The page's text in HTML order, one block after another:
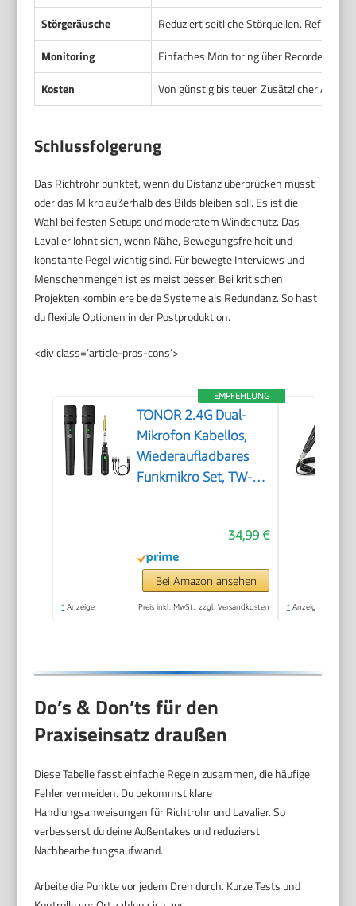
Störgeräusche
Reduziert seitliche Störquellen.
Monitoring
Einfaches Monitoring über Recorder
Kosten
Von günstig bis teuer. Zusätzlicher
Schlussfolgerung
Das Richtrohr punktet, wenn du Distanz überbrücken musst
oder das Mikro außerhalb des Bilds bleiben soll. Es ist die
Wahl bei festen Setups und moderatem Windschutz. Das
Lavalier lohnt sich, wenn Nähe, Bewegungsfreiheit und
konstante Pegel wichtig sind. Für bewegte Interviews und
Menschenmengen ist es meist besser. Bei kritischen
Projekten kombiniere beide Systeme als Redundanz. So hast
du flexible Optionen in der Postproduktion.
<div class=’article-pros-cons‘>
EMPFEHLUNG
TONOR 2.4G Dual-
Mikrofon Kabellos,
Wiederaufladbares
Funkmikro Set, TW-
34,99 €
Bei Amazon ansehen
* Anzeige Preis inkl. MwSt., zzgl. Versandkosten * Anzeige
Do’s & Don’ts für den
Praxiseinsatz draußen
Diese Tabelle fasst einfache Regeln zusammen, die häufige
Fehler vermeiden. Du bekommst klare
Handlungsanweisungen für Richtrohr und Lavalier. So
verbesserst du deine Außentakes und reduzierst
Nachbearbeitungsaufwand.
Arbeite die Punkte vor jedem Dreh durch. Kurze Tests und